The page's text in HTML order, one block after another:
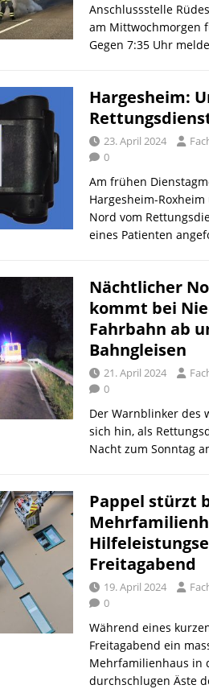
Anschlussstelle
am Mittwochmorgen
Gegen 7:35 Uhr
Hargesheim:
23. April 2024
0
Am frühen
Hargesheim-
Nord vom
eines Patienten
Nächtlicher
kommt bei
Fahrbahn ab
Bahngleisen
21. April 2024
0
Der Warnblinker des
sich hin, als
Nacht zum Sonntag
Pappel stürzt
Freitagabend
19. April 2024
0
Während eines
Freitagabend ein
Mehrfamilienhaus in
durchschlugen Äste